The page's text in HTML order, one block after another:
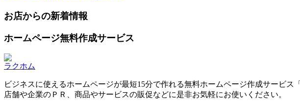
お店からの新着情報
ホームページ無料作成サービス
ラクホム
ビジネスに使えるホームページが最短15分で作れる無料ホームページ作成サービス
店舗や企業のＰＲ、商品やサービスの販促などに是非お気軽にお使いください。